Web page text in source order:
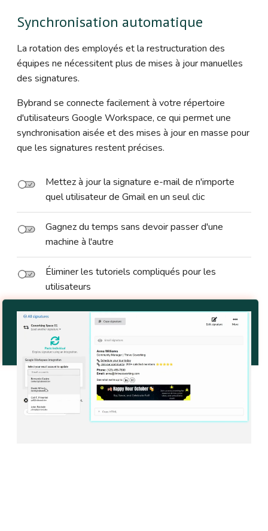
Synchronisation automatique
La rotation des employés et la restructuration des
équipes ne nécessitent plus de mises à jour manuelles
des signatures.
Bybrand se connecte facilement à votre répertoire
d'utilisateurs Google Workspace, ce qui permet une
synchronisation aisée et des mises à jour en masse pour
que les signatures restent précises.
Mettez à jour la signature e-mail de n'importe
quel utilisateur de Gmail en un seul clic
Gagnez du temps sans devoir passer d'une
machine à l'autre
Éliminer les tutoriels compliqués pour les
utilisateurs